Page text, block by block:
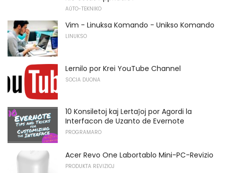
AŬTO-TEKNIKO
Vim - Linuksa Komando - Unikso Komando
LINUKSO
Lernilo por Krei YouTube Channel
SOCIA DUONA
10 Konsiletoj kaj Lertaĵoj por Agordi la
Interfacon de Uzanto de Evernote
PROGRAMARO
Acer Revo One Labortablo Mini-PC-Revizio
PRODUKTA REVIZIOJ